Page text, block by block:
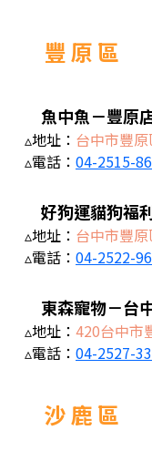
豐 原 區
魚中魚－豐原
▵地址： 台中市豐
▵電話： 04-2515-
好狗運貓狗福
▵地址： 台中市豐
▵電話： 04-2522-
東森寵物－台
▵地址： 420台中市
▵電話： 04-2527-
沙 鹿 區